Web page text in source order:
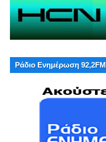
Ράδιο Ενημέρωση 92,2FM